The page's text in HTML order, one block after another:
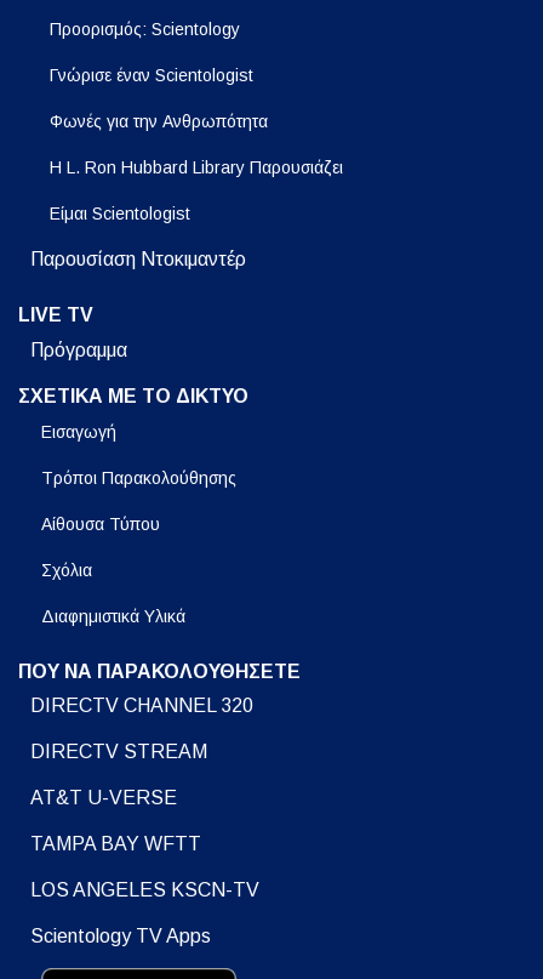
Προορισμός: Scientology
Γνώρισε έναν Scientologist
Φωνές για την Ανθρωπότητα
Η L. Ron Hubbard Library Παρουσιάζει
Είμαι Scientologist
Παρουσίαση Ντοκιμαντέρ
LIVE TV
Πρόγραμμα
ΣΧΕΤΙΚΑ ΜΕ ΤΟ ΔΙΚΤΥΟ
Εισαγωγή
Τρόποι Παρακολούθησης
Αίθουσα Τύπου
Σχόλια
Διαφημιστικά Υλικά
ΠΟΥ ΝΑ ΠΑΡΑΚΟΛΟΥΘΗΣΕΤΕ
DIRECTV CHANNEL 320
DIRECTV STREAM
AT&T U-VERSE
TAMPA BAY WFTT
LOS ANGELES KSCN-TV
Scientology TV Apps